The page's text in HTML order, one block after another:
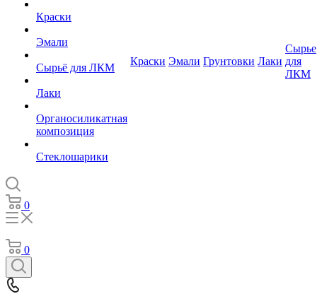
Краски
Эмали
Сырьё для ЛКМ
Лаки
Органосиликатная
композиция
Стеклошарики
Краски Эмали Грунтовки Лаки
Сырье
для
ЛКМ
0
0